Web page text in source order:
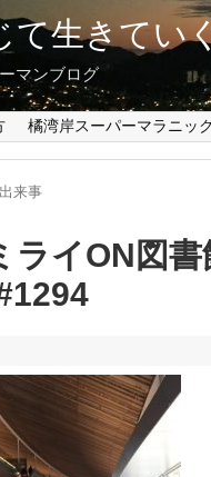
て生きてい
マンブログ
橘湾岸スーパーマラニック
来事
ライON図